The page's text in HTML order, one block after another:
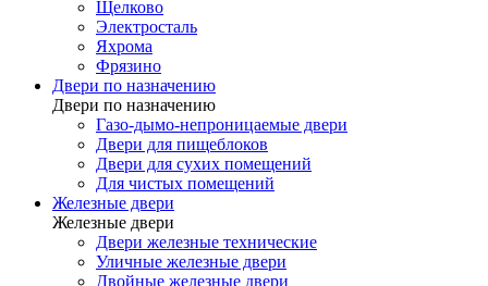
Щелково
Электросталь
Яхрома
Фрязино
Двери по назначению
Двери по назначению
Газо-дымо-непроницаемые двери
Двери для пищеблоков
Двери для сухих помещений
Для чистых помещений
Железные двери
Железные двери
Двери железные технические
Уличные железные двери
Двойные железные двери